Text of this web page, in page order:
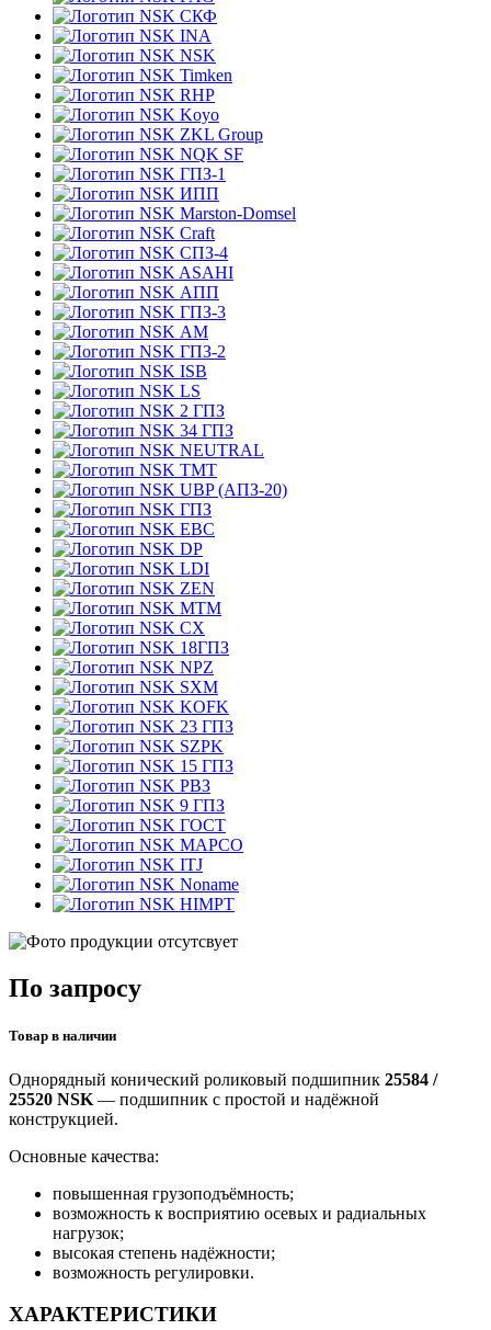
СКФ
INA
NSK
Timken
RHP
Koyo
ZKL Group
NQK SF
ГПЗ-1
ИПП
Marston-Domsel
Craft
СПЗ-4
ASAHI
АПП
ГПЗ-3
АМ
ГПЗ-2
ISB
LS
2 ГПЗ
34 ГПЗ
NEUTRAL
TMT
UBP (АПЗ-20)
ГПЗ
EBC
DP
LDI
ZEN
MTM
CX
18ГПЗ
NPZ
SXM
KOFK
23 ГПЗ
SZPK
15 ГПЗ
РВЗ
9 ГПЗ
ГОСТ
MAPCO
ITJ
Noname
HIMPT
По запросу
Товар в наличии
Однорядный конический роликовый подшипник 25584 /
25520 NSK — подшипник с простой и надёжной
конструкцией.
Основные качества:
повышенная грузоподъёмность;
возможность к восприятию осевых и радиальных
нагрузок;
высокая степень надёжности;
возможность регулировки.
ХАРАКТЕРИСТИКИ